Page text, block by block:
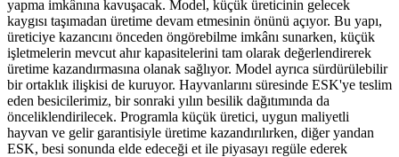
yapma imkânına kavuşacak. Model, küçük üreticinin gelecek
kaygısı taşımadan üretime devam etmesinin önünü açıyor. Bu yapı,
üreticiye kazancını önceden öngörebilme imkânı sunarken, küçük
işletmelerin mevcut ahır kapasitelerini tam olarak değerlendirerek
üretime kazandırmasına olanak sağlıyor. Model ayrıca sürdürülebilir
bir ortaklık ilişkisi de kuruyor. Hayvanlarını süresinde ESK'ye teslim
eden besicilerimiz, bir sonraki yılın besilik dağıtımında da
önceliklendirilecek. Programla küçük üretici, uygun maliyetli
hayvan ve gelir garantisiyle üretime kazandırılırken, diğer yandan
ESK, besi sonunda elde edeceği et ile piyasayı regüle ederek